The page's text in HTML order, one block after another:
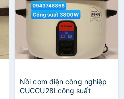
Nồi cơm điện công nghiệp
CUCCU28Lcông suất